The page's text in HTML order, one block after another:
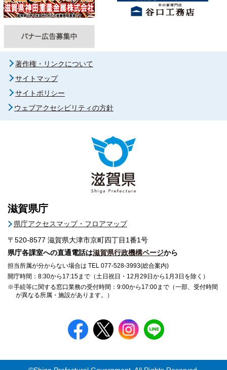
著作権・リンクについて
サイトマップ
サイトポリシー
ウェブアクセシビリティの方針
滋賀県庁
県庁アクセスマップ・フロアマップ
〒520-8577 滋賀県大津市京町四丁目1番1号
県庁各課室への直通電話は滋賀県行政機構ページから
担当所属が分からない場合は TEL 077-528-3993(総合案内)
開庁時間：8:30から17:15まで（土日祝日・12月29日から1月3日を除く）
※手続等に関する窓口業務の受付時間：9:00から17:00まで（一部、受付時間
が異なる所属・施設があります。）